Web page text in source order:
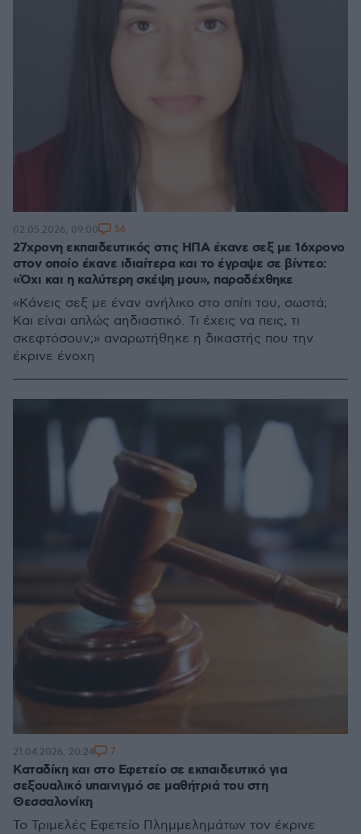
27χρονη εκπαιδευτικός στις ΗΠΑ έκανε σεξ με 16χρονο
στον οποίο έκανε ιδιαίτερα και το έγραψε σε βίντεο:
«Όχι και η καλύτερη σκέψη μου», παραδέχθηκε
«Κάνεις σεξ με έναν ανήλικο στο σπίτι του, σωστά;
Και είναι απλώς αηδιαστικό. Τι έχεις να πεις, τι
σκεφτόσουν;» αναρωτήθηκε η δικαστής που την
έκρινε ένοχη
02.05.2026, 09:00 56
Καταδίκη και στο Εφετείο σε εκπαιδευτικό για
σεξουαλικό υπαινιγμό σε μαθήτριά του στη
Θεσσαλονίκη
Το Τριμελές Εφετείο Πλημμελημάτων τον έκρινε
21.04.2026, 20:24 7